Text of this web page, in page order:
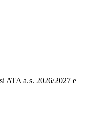
ATA a.s. 2026/2027 e